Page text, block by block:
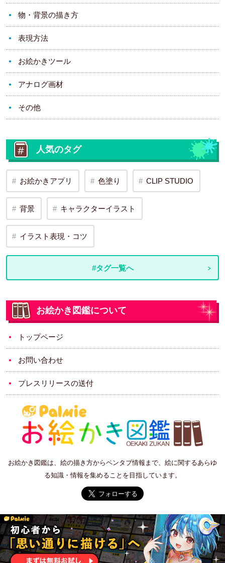
物・背景の描き方
表現方法
お絵かきツール
アナログ画材
その他
人気のタグ
お絵かきアプリ 色塗り CLIP STUDIO
背景 キャラクターイラスト
イラスト表現・コツ
#タグ一覧へ
お絵かき図鑑について
トップページ
お問い合わせ
プレスリリースの送付
お絵かき図鑑は、絵の描き方からペンタブ情報まで、絵に関するあらゆ
る知識・情報を集めることを目指しています。